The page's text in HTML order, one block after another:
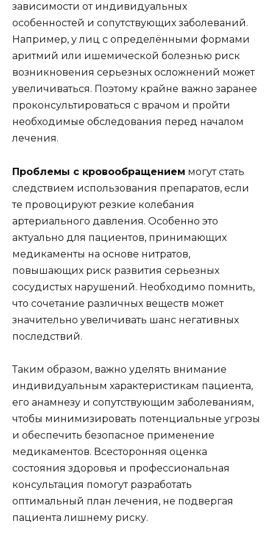
зависимости от индивидуальных
особенностей и сопутствующих заболеваний.
Например, у лиц с определёнными формами
аритмий или ишемической болезнью риск
возникновения серьезных осложнений может
увеличиваться. Поэтому крайне важно заранее
проконсультироваться с врачом и пройти
необходимые обследования перед началом
лечения.
Проблемы с кровообращением могут стать
следствием использования препаратов, если
те провоцируют резкие колебания
артериального давления. Особенно это
актуально для пациентов, принимающих
медикаменты на основе нитратов,
повышающих риск развития серьезных
сосудистых нарушений. Необходимо помнить,
что сочетание различных веществ может
значительно увеличивать шанс негативных
последствий.
Таким образом, важно уделять внимание
индивидуальным характеристикам пациента,
его анамнезу и сопутствующим заболеваниям,
чтобы минимизировать потенциальные угрозы
и обеспечить безопасное применение
медикаментов. Всесторонняя оценка
состояния здоровья и профессиональная
консультация помогут разработать
оптимальный план лечения, не подвергая
пациента лишнему риску.